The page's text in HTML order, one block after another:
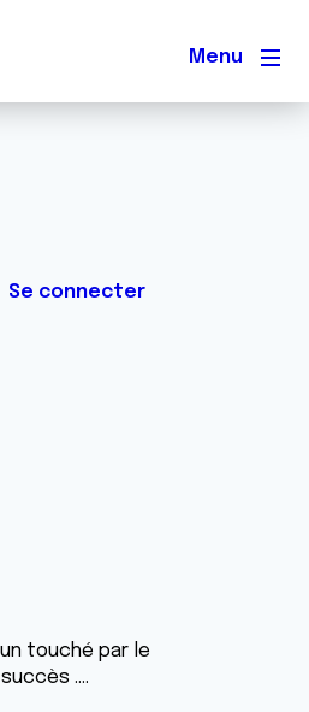
Menu
Se connecter
touché par le
....